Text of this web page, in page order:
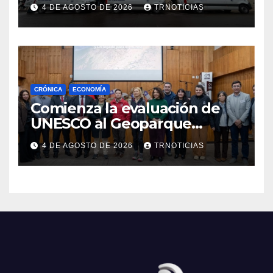
Cauquenes y Sagrada Familia
4 DE AGOSTO DE 2026 TRNOTICIAS
CRÓNICA ECONOMÍA
Comienza la evaluación de
UNESCO al Geoparque
Aspirante Pillanmapu en el
Maule
4 DE AGOSTO DE 2026 TRNOTICIAS